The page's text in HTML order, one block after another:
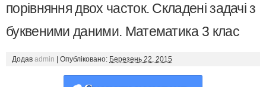
порівняння двох часток. Складені задачі з
буквеними даними. Математика 3 клас
Додав admin Опубліковано: Березень 22, 2015